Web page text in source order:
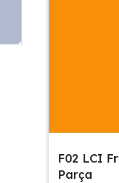
F02 LCI
Parça